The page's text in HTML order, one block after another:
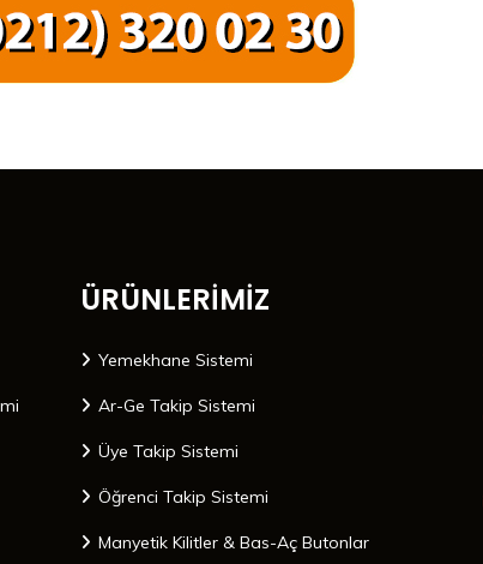
ÜRÜNLERİMİZ
Yemekhane Sistemi
Ar-Ge Takip Sistemi
Üye Takip Sistemi
Öğrenci Takip Sistemi
Manyetik Kilitler & Bas-Aç Butonlar